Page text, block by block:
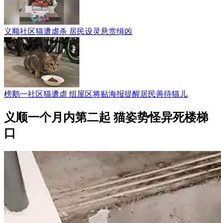
义顺社区猫遭虐杀 居民设灵悬赏缉凶
榜鹅一社区猫遭虐 组屋区将贴海报提醒居民善待猫儿
义顺一个月内第二起 猫姿势怪异死楼梯
口